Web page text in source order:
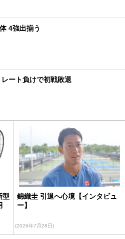
4強出揃う
ート負けで初戦敗退
型
錦織圭 引退へ心境【インタビュ
ー】
(2026年7月28日)